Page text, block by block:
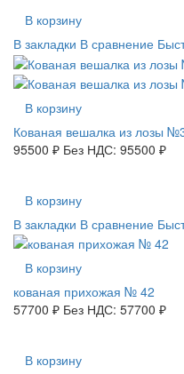
В корзину
В закладки В сравнение
В корзину
Кованая вешалка из лозы
95500 ₽ Без НДС: 95500 ₽
В корзину
В закладки В сравнение
В корзину
кованая прихожая № 42
57700 ₽ Без НДС: 57700 ₽
В корзину